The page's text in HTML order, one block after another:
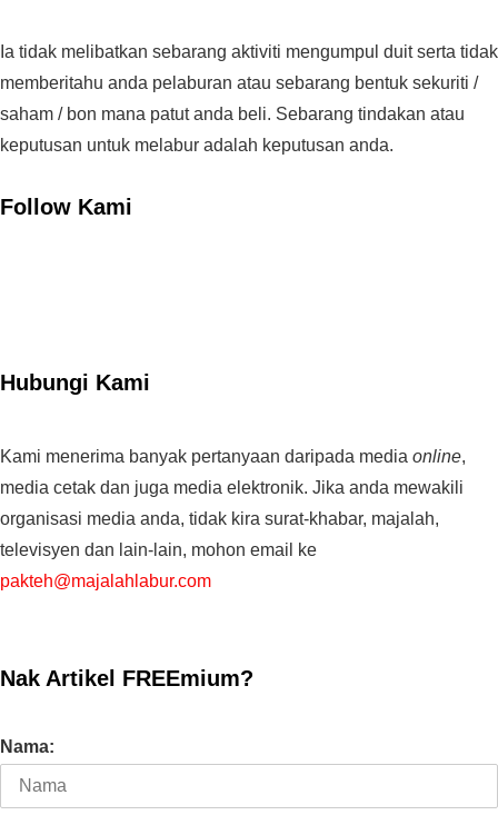
Ia tidak melibatkan sebarang aktiviti mengumpul duit serta tidak
memberitahu anda pelaburan atau sebarang bentuk sekuriti /
saham / bon mana patut anda beli. Sebarang tindakan atau
keputusan untuk melabur adalah keputusan anda.
Follow Kami
Hubungi Kami
Kami menerima banyak pertanyaan daripada media online,
media cetak dan juga media elektronik. Jika anda mewakili
organisasi media anda, tidak kira surat-khabar, majalah,
televisyen dan lain-lain, mohon email ke
pakteh@majalahlabur.com
Nak Artikel FREEmium?
Nama: